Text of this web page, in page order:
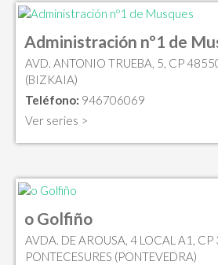
Administración nº1 de
AVD. ANTONIO TRUEBA, 5, CP
(BIZKAIA)
Teléfono: 946706069
Ver series >
o Golfiño
AVDA. DE AROUSA, 4 LOCAL A1,
PONTECESURES (PONTEVEDRA)